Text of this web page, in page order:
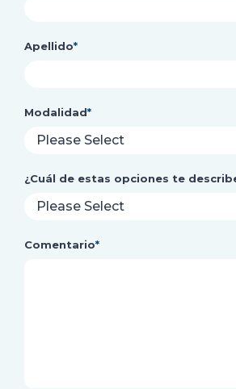
Apellido*
Modalidad*
¿Cuál de estas opciones te
Comentario*